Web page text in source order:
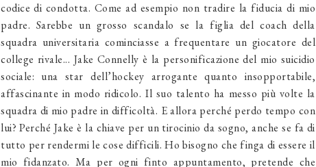
codice di condotta. Come ad esempio non tradire la fiducia di mio
padre. Sarebbe un grosso scandalo se la figlia del coach della
squadra universitaria cominciasse a frequentare un giocatore del
college rivale... Jake Connelly è la personificazione del mio suicidio
sociale: una star dell’hockey arrogante quanto insopportabile,
affascinante in modo ridicolo. Il suo talento ha messo più volte la
squadra di mio padre in difficoltà. E allora perché perdo tempo con
lui? Perché Jake è la chiave per un tirocinio da sogno, anche se fa di
tutto per rendermi le cose difficili. Ho bisogno che finga di essere il
mio fidanzato. Ma per ogni finto appuntamento, pretende che